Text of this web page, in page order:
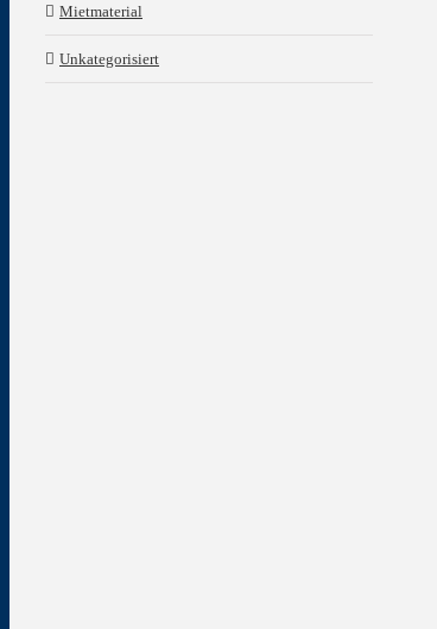
Mietmaterial
Unkategorisiert